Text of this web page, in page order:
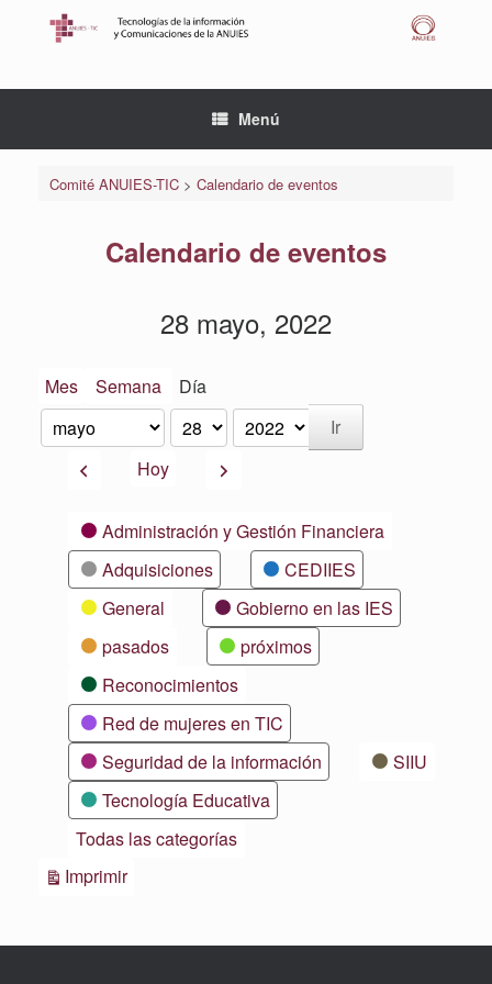
Menú
Comité ANUIES-TIC> Calendario de eventos
Calendario de eventos
28 mayo, 2022
Mes Semana Día
Mes
Día
Año
AnteriorHoy Siguiente
CategoríasAdministración y Gestión Financiera
Adquisiciones
CEDIIES
General
Gobierno en las IES
pasados
próximos
Reconocimientos
Red de mujeres en TIC
Seguridad de la información
SIIU
Tecnología Educativa
Todas las categorías
ImprimirVistas